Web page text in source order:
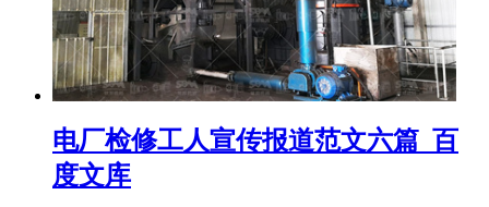
电厂检修工人宣传报道范文六篇_百
度文库